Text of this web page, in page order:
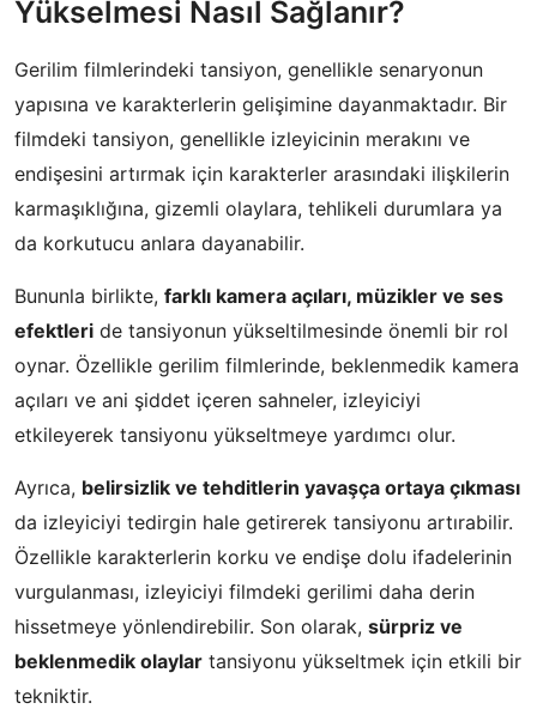
Yükselmesi Nasıl Sağlanır?
Gerilim filmlerindeki tansiyon, genellikle senaryonun
yapısına ve karakterlerin gelişimine dayanmaktadır. Bir
filmdeki tansiyon, genellikle izleyicinin merakını ve
endişesini artırmak için karakterler arasındaki ilişkilerin
karmaşıklığına, gizemli olaylara, tehlikeli durumlara ya
da korkutucu anlara dayanabilir.
Bununla birlikte, farklı kamera açıları, müzikler ve ses
efektleri de tansiyonun yükseltilmesinde önemli bir rol
oynar. Özellikle gerilim filmlerinde, beklenmedik kamera
açıları ve ani şiddet içeren sahneler, izleyiciyi
etkileyerek tansiyonu yükseltmeye yardımcı olur.
Ayrıca, belirsizlik ve tehditlerin yavaşça ortaya çıkması
da izleyiciyi tedirgin hale getirerek tansiyonu artırabilir.
Özellikle karakterlerin korku ve endişe dolu ifadelerinin
vurgulanması, izleyiciyi filmdeki gerilimi daha derin
hissetmeye yönlendirebilir. Son olarak, sürpriz ve
beklenmedik olaylar tansiyonu yükseltmek için etkili bir
tekniktir.